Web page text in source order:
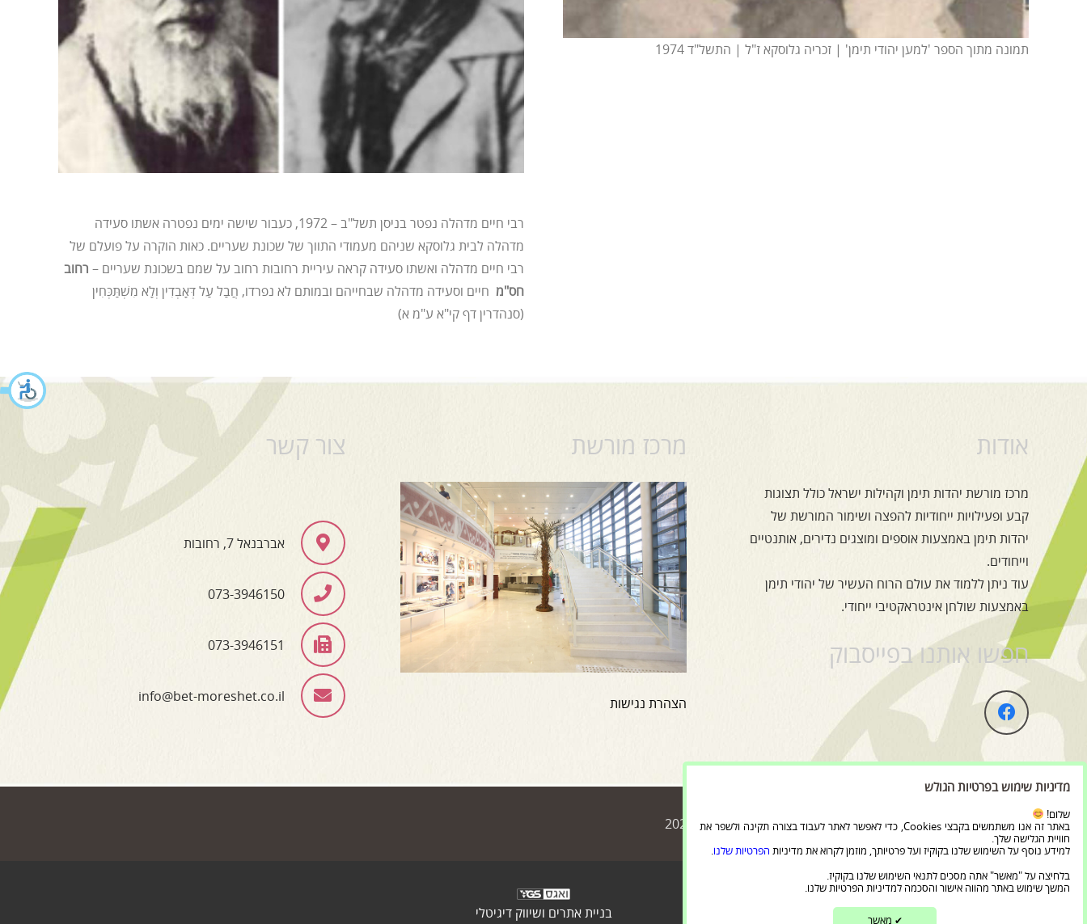
תמונה מתוך הספר 'למען יהודי תימן' | זכריה גלוסקא ז"ל | התשל"ד 1974
רבי חיים מדהלה נפטר בניסן תשל"ב – 1972, כעבור שישה ימים נפטרה אשתו סעידה
מדהלה לבית גלוסקא שניהם מעמודי התווך של שכונת שעריים. כאות הוקרה על פועלם של
רבי חיים מדהלה ואשתו סעידה קראה עיריית רחובות רחוב על שמם בשכונת שעריים – רחוב
חס"מ חיים וסעידה מדהלה שבחייהם ובמותם לא נפרדו, חֲבַל עַל דְּאָבְדִין וְלָא מִשְׁתַּכְּחִין
(סנהדרין דף קי"א ע"מ א)
אודות
מרכז מורשת יהדות תימן וקהילות ישראל כולל תצוגות
קבע ופעילויות ייחודיות להפצה ושימור המורשת של
יהדות תימן באמצעות אוספים ומוצגים נדירים, אותנטיים
וייחודים.
עוד ניתן ללמוד את עולם הרוח העשיר של יהודי תימן
באמצעות שולחן אינטראקטיבי ייחודי.
חפשו אותנו בפייסבוק
מרכז מורשת
הצהרת נגישות
צור קשר
אברבנאל 7, רחובות
073-3946150
073-3946151
info@bet-moreshet.co.il
כל הזכויות שמורות ל'מרכז בית מורשת יהדות תימן וקהילות ישראל' 2020
בניית אתרים ושיווק דיגיטלי
מדיניות שימוש בפרטיות הגולש
שלום!
באתר זה אנו משתמשים בקבצי Cookies, כדי לאפשר לאתר לעבוד בצורה תקינה ולשפר את
חוויית הגלישה שלך.
למידע נוסף על השימוש שלנו בקוקיז ועל פרטיותך, מוזמן לקרוא את מדיניות הפרטיות שלנו.
בלחיצה על "מאשר" אתה מסכים לתנאי השימוש שלנו בקוקיז.
המשך שימוש באתר מהווה אישור והסכמה למדיניות הפרטיות שלנו.
✔ מאשר